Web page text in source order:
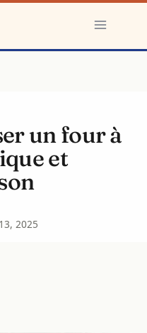
un four à
et
2025